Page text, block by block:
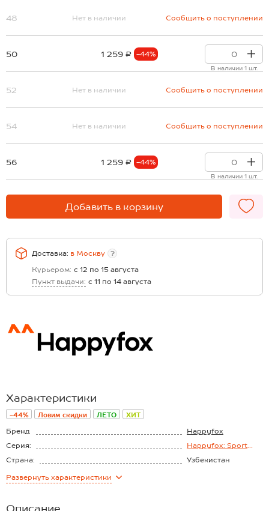
48 Нет в наличии Сообщить о поступлении
50 1 259 ₽ -44%
В наличии 1 шт.
52 Нет в наличии Сообщить о поступлении
54 Нет в наличии Сообщить о поступлении
56 1 259 ₽ -44%
В наличии 1 шт.
Добавить в корзину
Доставка: в Москву
?
Курьером: с 12 по 15 августа
Пункт выдачи: с 11 по 14 августа
Характеристики
-44% Ловим скидки ЛЕТО ХИТ
Бренд
Happyfox
Серия:
Happyfox: Sport
elegance
Страна:
Узбекистан
Состав:
Плотность ткани:
Развернуть характеристики
Описание